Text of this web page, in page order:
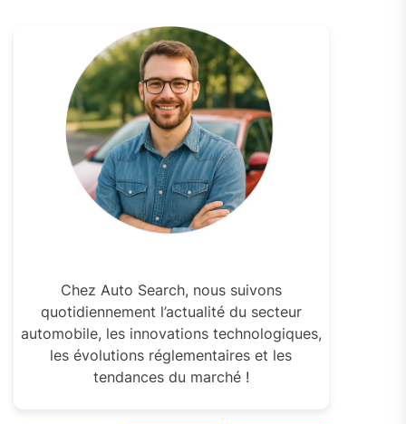
Chez Auto Search, nous suivons
quotidiennement l’actualité du secteur
automobile, les innovations technologiques,
les évolutions réglementaires et les
tendances du marché !